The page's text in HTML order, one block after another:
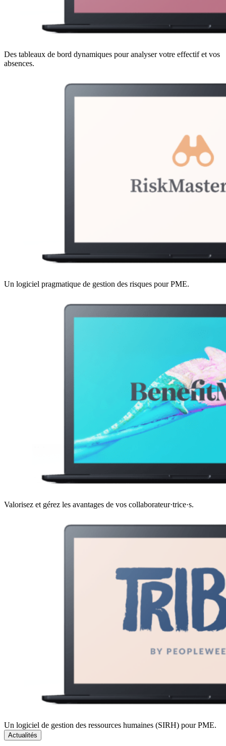
Des tableaux de bord dynamiques pour analyser votre effectif et vos
absences.
Un logiciel pragmatique de gestion des risques pour PME.
Valorisez et gérez les avantages de vos collaborateur·trice·s.
Un logiciel de gestion des ressources humaines (SIRH) pour PME.
Actualités